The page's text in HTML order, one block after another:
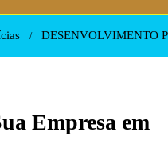
DESENVOLVIMENTO
Empresa em